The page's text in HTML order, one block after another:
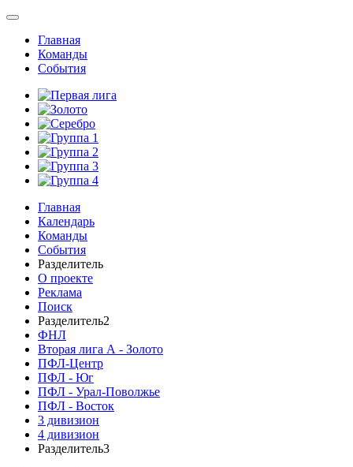
Главная
Команды
События
Главная
Календарь
Команды
События
Разделитель
О проекте
Реклама
Поиск
Разделитель2
ФНЛ
Вторая лига А - Золото
ПФЛ-Центр
ПФЛ - Юг
ПФЛ - Урал-Поволжье
ПФЛ - Восток
3 дивизион
4 дивизион
Разделитель3